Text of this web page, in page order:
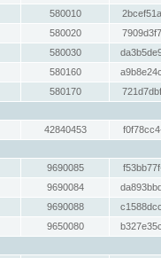
580010
580020
580030
580160
580170
42840453
9690085
9690084
9690088
9650080